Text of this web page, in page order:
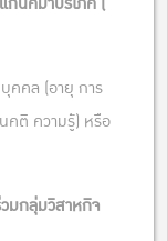
คคล (อายุ การ
คติ ความรู้) ​หรือ
วมกลุ่มวิสาหกิจ